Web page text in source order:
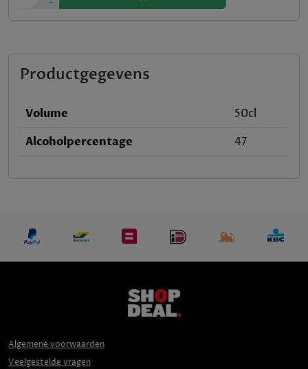
Productgegevens
Volume
50cl
Alcoholpercentage
47
Algemene voorwaarden
Veelgestelde vragen